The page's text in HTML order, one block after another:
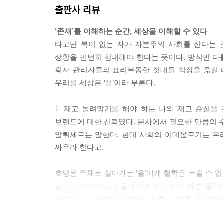
처럼 노동과 생산의 직접적인 관계를 고찰하지 않
한때는 노예 근성이 있는 내가 미치도록 싫었다.
하라고 내 자신에게 소리를 지르며 매일을 살았다.
다. 불편한 것을 잘 참는 내 자신이 진짜 불편했
때’ 가 있고 ‘웃지 말아야 할 때’가 있다는 것을
들은 진짜 웃고 싶어서 웃는 걸로 판단하고는 했다.
아침 7시 신도림역. 사람들이 모여든다. 오늘도
그랬다. 한 번도 좋은 감정으로 회사 문을 연 적이
다. 자료 좀 찾아줘, 몇 시까지 서류 정리해서 넘
시간 안에 해내야 한다. 그리고 또다시 반복이다.
출판사 리뷰
‘존재’를 이해하는 순간, 세상을 이해할 수 있다
타고난 복이 없는 자가 자본주의 사회를 산다는
상황을 빈번히 감내해야 한다는 뜻이다. 방식만
회사 관리자들의 표리부동한 잣대를 직장을 옮
우리를 세상은 ‘을’이라 부른다.
〉재고 돌려막기를 해야 하는 나와 재고 손실
브랜드에 대한 신뢰였다. 본사에서 필요한 만큼
알튀세르는 말한다. 현대 사회의 이데올로기는
싸우라 한다고.
호명된 주체로 살아가는 ‘을’에게 철학은 누릴 수
것처럼 도서관에 박혀 마르크스를, 니체를, 알튀